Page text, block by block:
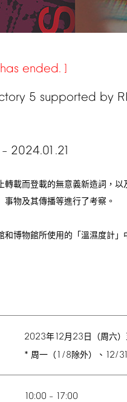
has ended.
5 supported by
– 2024.01.21
轉載而登載的無意義新造詞，以
事物及其傳播等進行了考察。
和博物館所使用的「溫濕度計
2023年12月 23 日（周六
* 周一（1/8除外）、 12/31
10:00 – 17:00